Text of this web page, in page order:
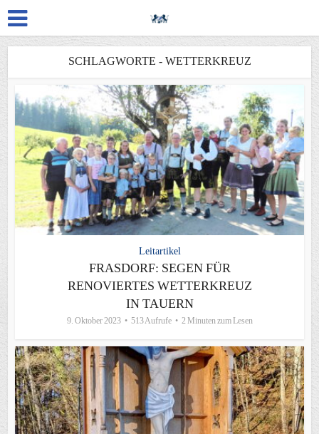
SCHLAGWORTE - WETTERKREUZ
Leitartikel
FRASDORF: SEGEN FÜR
RENOVIERTES WETTERKREUZ
IN TAUERN
9. Oktober 2023 513 Aufrufe 2 Minuten zum Lesen